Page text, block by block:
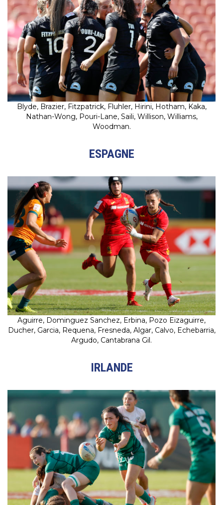
Blyde, Brazier, Fitzpatrick, Fluhler, Hirini, Hotham, Kaka,
Nathan-Wong, Pouri-Lane, Saili, Willison, Williams,
Woodman.
ESPAGNE
Aguirre, Dominguez Sanchez, Erbina, Pozo Eizaguirre,
Ducher, Garcia, Requena, Fresneda, Algar, Calvo, Echebarria,
Argudo, Cantabrana Gil.
IRLANDE